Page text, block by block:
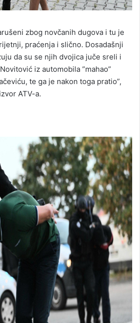
zbog novčanih dugova i tu je
praćenja i slično. Dosadašnji
da su se njih dvojica juče sreli i
iz automobila ”mahao”
te ga je nakon toga pratio”,
ATV-a.